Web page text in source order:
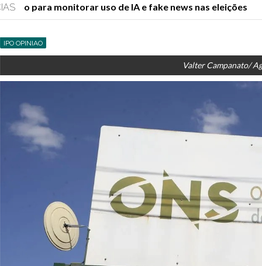
para monitorar uso de IA e fake news nas eleições
IPO OPINIAO
Valter Campanato/